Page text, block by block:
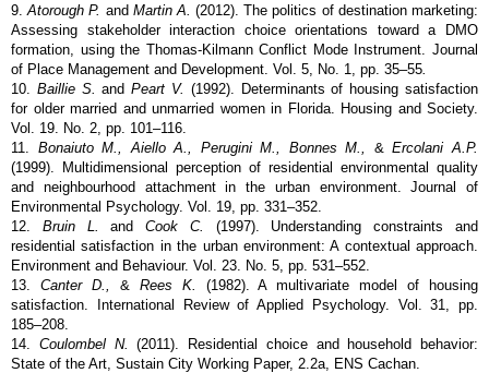
9.Atorough P. and Martin A.(2012). The politics of destination marketing:
Assessing stakeholder interaction choice orientations toward a DMO
formation, using the Thomas-Kilmann Conflict Mode Instrument. Journal
of Place Management and Development. Vol. 5, No. 1, pp. 35–55
10. Baillie S.andPeart V. (1992). Determinants of housing satisfaction
for older married and unmarried women in Florida. Housing and Society.
Vol. 19. No. 2, pp. 101–116.
11. Bonaiuto M., Aiello A., Perugini M., Bonnes M., &Ercolani A.P.
(1999). Multidimensional perception of residential environmental quality
and neighbourhood attachment in the urban environment. Journal of
Environmental Psychology. Vol. 19, pp. 331–352.
12. Bruin L.andCook C. (1997). Understanding constraints and
residential satisfaction in the urban environment: A contextual approach.
Environment and Behaviour. Vol. 23. No. 5, pp. 531–552.
13. Canter D., & Rees K. (1982). A multivariate model of housing
satisfaction. International Review of Applied Psychology. Vol. 31, pp.
185–208.
14. Coulombel N.(2011). Residential choice and household behavior:
State of the Art, Sustain City Working Paper, 2.2a, ENS Cachan.